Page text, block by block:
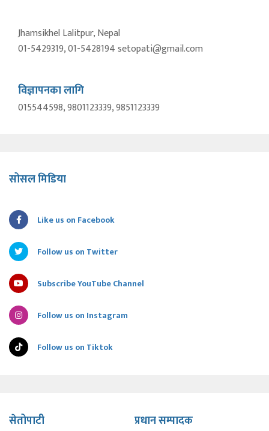
Jhamsikhel Lalitpur, Nepal
01-5429319, 01-5428194 setopati@gmail.com
विज्ञापनका लागि
015544598, 9801123339, 9851123339
सोसल मिडिया
Like us on Facebook
Follow us on Twitter
Subscribe YouTube Channel
Follow us on Instagram
Follow us on Tiktok
सेतोपाटी प्रधान सम्पादक